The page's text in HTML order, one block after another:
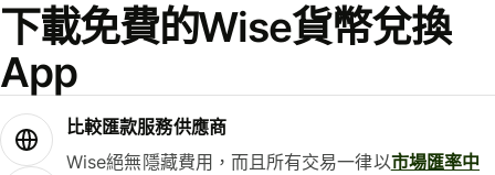
下載免費的Wise貨幣兌換
App
比較匯款服務供應商
Wise絕無隱藏費用，而且所有交易一律以市場匯率中